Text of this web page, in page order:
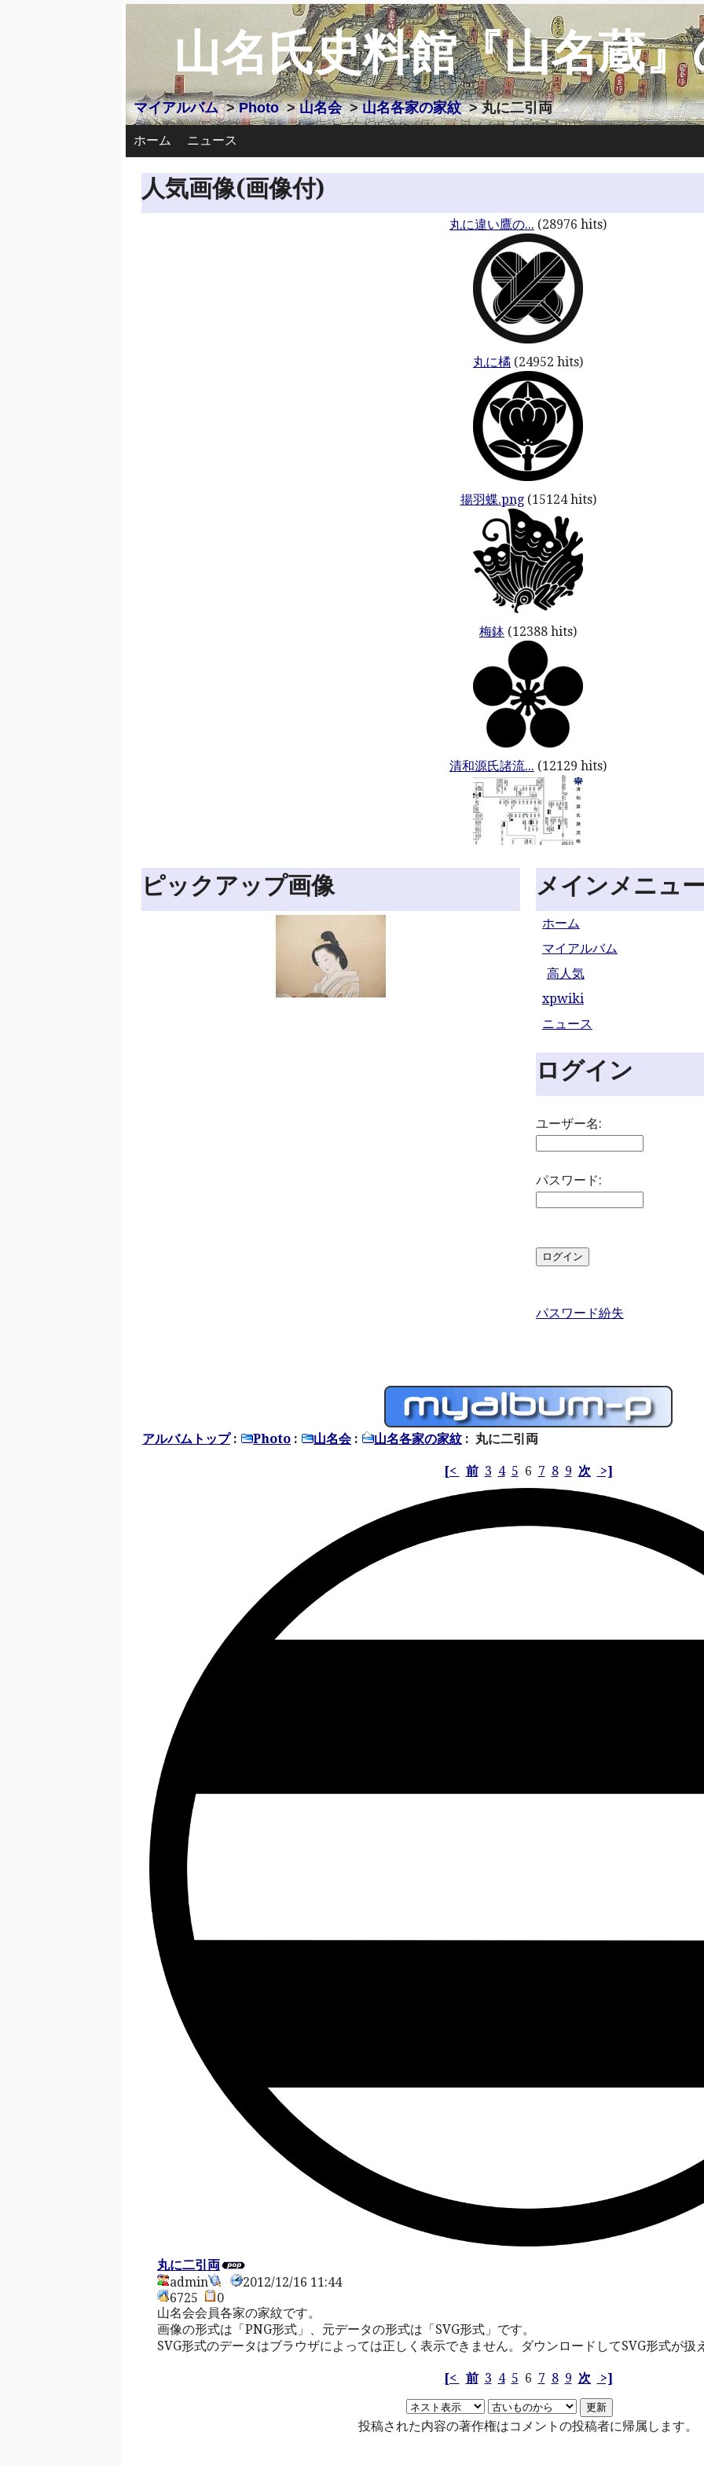
山名氏史料館『山名蔵
マイアルバム>Photo>山名会>山名各家の家紋> 丸に二引両
ホーム ニュース
人気画像(画像付)
丸に違い鷹の... (28976 hits)
丸に橘 (24952 hits)
揚羽蝶.png(15124 hits)
梅鉢 (12388 hits)
清和源氏諸流... (12129 hits)
ピックアップ画像 メインメニュ
ホーム
マイアルバム
高人気
xpwiki
ニュース
ログイン
ユーザー名:
パスワード:
パスワード紛失
アルバムトップ: Photo : 山名会: 山名各家の家紋 : 丸に二引両
[< 前 3 4 5 6 7 8 9 次 >]
丸に二引両
admin
2012/12/16 11:44
6725
0
山名会会員各家の家紋です。
画像の形式は「PNG形式」、元データの形式は「SVG形式」です。
SVG形式のデータはブラウザによっては正しく表示できません。ダウンロードしてSVG形式が扱
[< 前 3 4 5 6 7 8 9 次 >]
投稿された内容の著作権はコメントの投稿者に帰属します。